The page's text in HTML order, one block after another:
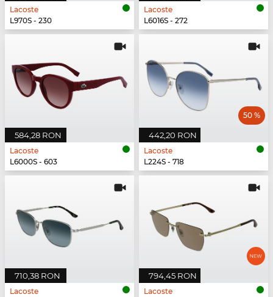
Lacoste
L970S - 230
Lacoste
L6016S - 272
584,28 RON
Lacoste
L6000S - 603
442,20 RON
50 %
Lacoste
L224S - 718
710,38 RON
Lacoste
794,45 RON
Lacoste